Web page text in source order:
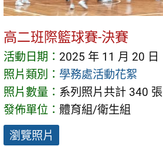
高二班際籃球賽-決賽
活動日期： 2025 年 11 月 20 日
照片類別： 學務處活動花絮
照片數量： 系列照片共計 340 張
發佈單位： 體育組/衛生組
瀏覽照片